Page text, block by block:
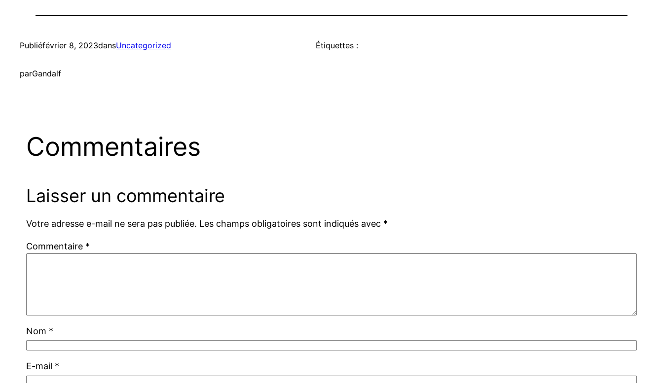
Publiéfévrier 8, 2023dansUncategorized
parGandalf
Étiquettes :
Commentaires
Laisser un commentaire
Votre adresse e-mail ne sera pas publiée. Les champs obligatoires sont indiqués avec *
Commentaire *
Nom *
E-mail *